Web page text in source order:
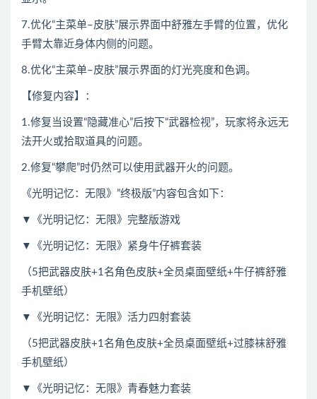
7.优化“主菜单–皮肤”展示界面中舒雅左手臂的位置，优化
手臂太靠近身体内侧的问题。
8.优化“主菜单–皮肤”展示界面的灯光亮度和色调。
【修复内容】：
1.修复当设置“隐藏准心”后按下“武器检视”，玩家将永远无
法开火或拾取道具的问题。
2.修复“攀爬”时仍然可以使用武器开火的问题。
《光明记忆：无限》”终极版”内容包含如下：
▼《光明记忆：无限》完整版游戏
▼《光明记忆：无限》紧身牛仔裤套装
（5把武器皮肤+1名角色皮肤+全员桌面壁纸+牛仔裤舒雅
手机壁纸）
▼《光明记忆：无限》活力四射套装
（5把武器皮肤+1名角色皮肤+全员桌面壁纸+过膝袜舒雅
手机壁纸）
▼《光明记忆：无限》青春魅力套装